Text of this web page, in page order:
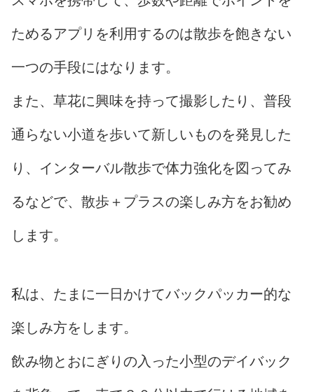
ためるアプリを利用するのは散歩を飽きない
一つの手段にはなります。
また、草花に興味を持って撮影したり、普段
通らない小道を歩いて新しいものを発見した
り、インターバル散歩で体力強化を図ってみ
るなどで、散歩＋プラスの楽しみ方をお勧め
します。
私は、たまに一日かけてバックパッカー的な
楽しみ方をします。
飲み物とおにぎりの入った小型のデイバック